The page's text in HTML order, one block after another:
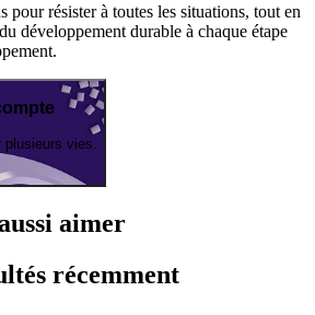
pour résister à toutes les situations, tout en
développement durable à chaque étape
plusieurs vies.
aimer
récemment